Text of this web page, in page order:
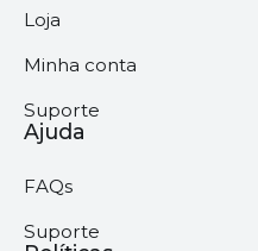
Loja
Minha conta
Suporte
Ajuda
FAQs
Suporte